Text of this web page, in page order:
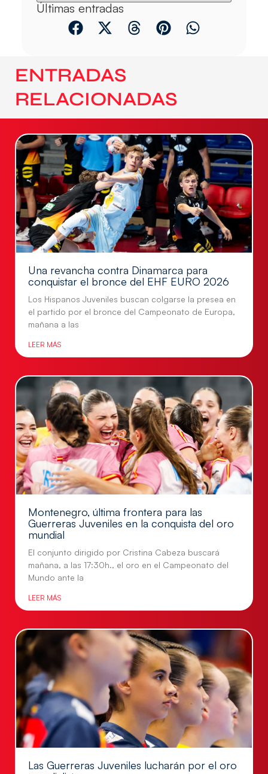
Últimas entradas
ENTRADAS
RELACIONADAS
Una revancha contra Dinamarca para
conquistar el bronce del EHF EURO 2026
Los Hispanos Juveniles buscan colgarse la presea en
el partido por el bronce del Campeonato de Europa,
mañana a las
LEER MÁS
Montenegro, última frontera para las
Guerreras Juveniles en la conquista del oro
mundial
El conjunto dirigido por Cristina Cabeza buscará
mañana, a las 17:30h., el oro en el Campeonato del
Mundo ante la
LEER MÁS
Las Guerreras Juveniles lucharán por el oro